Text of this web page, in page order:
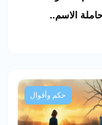
الاسم..
حكم وأقوال